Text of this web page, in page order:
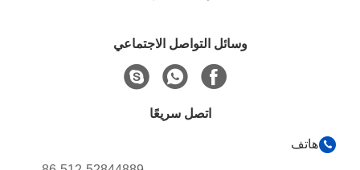
وسائل التواصل الاجتماعي
اتصل سريعًا
هاتف